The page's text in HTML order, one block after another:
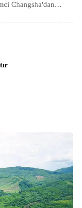
Changsha'dan